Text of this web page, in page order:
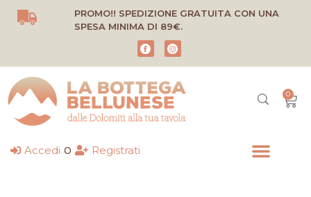
Vai
PROMO!! SPEDIZIONE GRATUITA CON UNA
SPESA MINIMA DI 89€.
0
Accedi o Registrati